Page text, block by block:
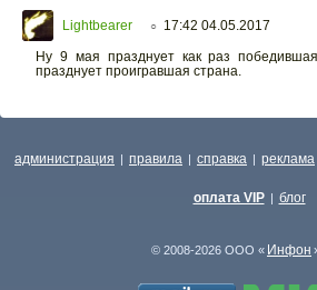
Lightbearer ○ 17:42 04.05.2017
Ну 9 мая празднует как раз
празднует проигравшая страна.
администрация | правила | справка | реклама
оплата VIP | блог
© 2008-2026 ООО « Инфон